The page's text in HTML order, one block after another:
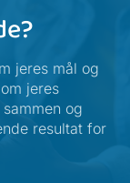
jeres mål og
jeres
og
resultat for